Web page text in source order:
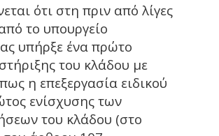
ότι στη πριν από λίγες
το υπουργείο
υπήρξε ένα πρώτο
του κλάδου με
η επεξεργασία ειδικού
ενίσχυσης των
του κλάδου (στο